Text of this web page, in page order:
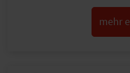
mehr